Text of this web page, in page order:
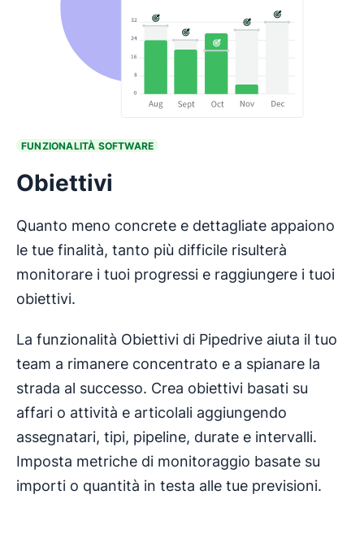
FUNZIONALITÀ SOFTWARE
Obiettivi
Quanto meno concrete e dettagliate appaiono
le tue finalità, tanto più difficile risulterà
monitorare i tuoi progressi e raggiungere i tuoi
obiettivi.
La funzionalità Obiettivi di Pipedrive aiuta il tuo
team a rimanere concentrato e a spianare la
strada al successo. Crea obiettivi basati su
affari o attività e articolali aggiungendo
assegnatari, tipi, pipeline, durate e intervalli.
Imposta metriche di monitoraggio basate su
importi o quantità in testa alle tue previsioni.